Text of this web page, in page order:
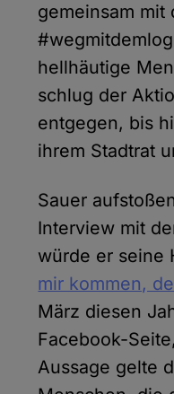
gemeinsam mit
hellhäutige
schlug der
entgegen, bis
ihrem Stadtrat
Sauer
Interview mit
würde er seine
mir kommen,
März diesen
Facebook-Seite,
Aussage gelte